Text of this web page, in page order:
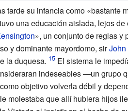
tarde su infancia como «bastante
una educación aislada, lejos
», un conjunto de reglas y
y dominante mayordomo, sirJohn
la duquesa.
El sistema le
indeseables —un grupo
objetivo volverla débil y
molestaba que allí hubiera hijos